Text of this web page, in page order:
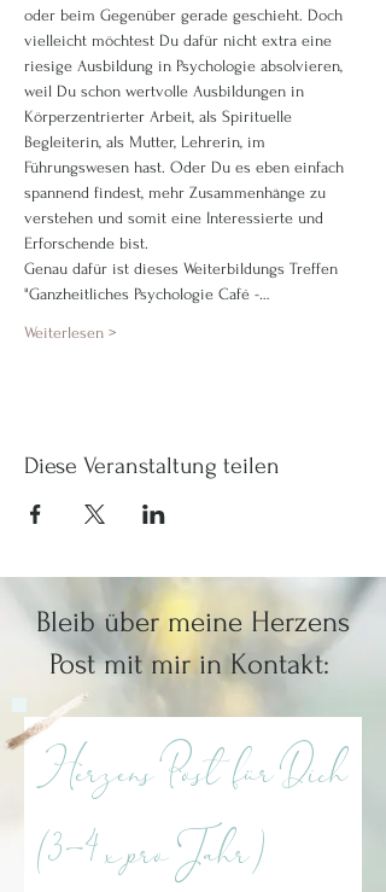
oder beim Gegenüber gerade geschieht. Doch
vielleicht möchtest Du dafür nicht extra eine
riesige Ausbildung in Psychologie absolvieren,
weil Du schon wertvolle Ausbildungen in
Körperzentrierter Arbeit, als Spirituelle
Begleiterin, als Mutter, Lehrerin, im
Führungswesen hast. Oder Du es eben einfach
spannend findest, mehr Zusammenhänge zu
verstehen und somit eine Interessierte und
Erforschende bist.
Genau dafür ist dieses Weiterbildungs Treffen
"Ganzheitliches Psychologie Café -…
Weiterlesen >
Diese Veranstaltung teilen
Bleib über meine Herzens
Post mit mir in Kontakt:
Herzens Post für Dich
(3-4 x pro Jahr)